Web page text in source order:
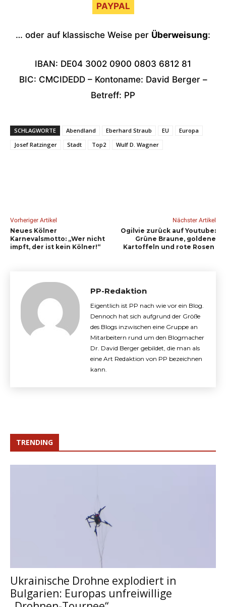
PAYPAL
… oder auf klassische Weise per Überweisung:
IBAN: DE04 3002 0900 0803 6812 81
BIC: CMCIDEDD – Kontoname: David Berger –
Betreff: PP
SCHLAGWORTE Abendland Eberhard Straub EU
Europa
Josef Ratzinger
Stadt Top2 Wulf D. Wagner
Vorheriger Artikel
Neues Kölner
Karnevalsmotto: „Wer nicht
impft, der ist kein Kölner!“
Nächster Artikel
Ogilvie zurück auf Youtube:
Grüne Braune, goldene
Kartoffeln und rote Rosen
PP-Redaktion
Eigentlich ist PP nach wie vor ein Blog.
Dennoch hat sich aufgrund der Größe
des Blogs inzwischen eine Gruppe an
Mitarbeitern rund um den Blogmacher
Dr. David Berger gebildet, die man als
eine Art Redaktion von PP bezeichnen
kann.
TRENDING
Ukrainische Drohne explodiert in
Bulgarien: Europas unfreiwillige